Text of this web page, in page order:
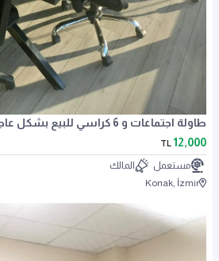
طاولة اجتماعات و 6 كراسي للبيع بشكل عاجل
12,000
TL
مستعمل
المالك
Konak, İzmir